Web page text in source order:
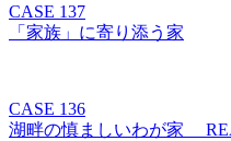
CASE 137
「家族」に寄り添う家
CASE 136
湖畔の慎ましいわが家